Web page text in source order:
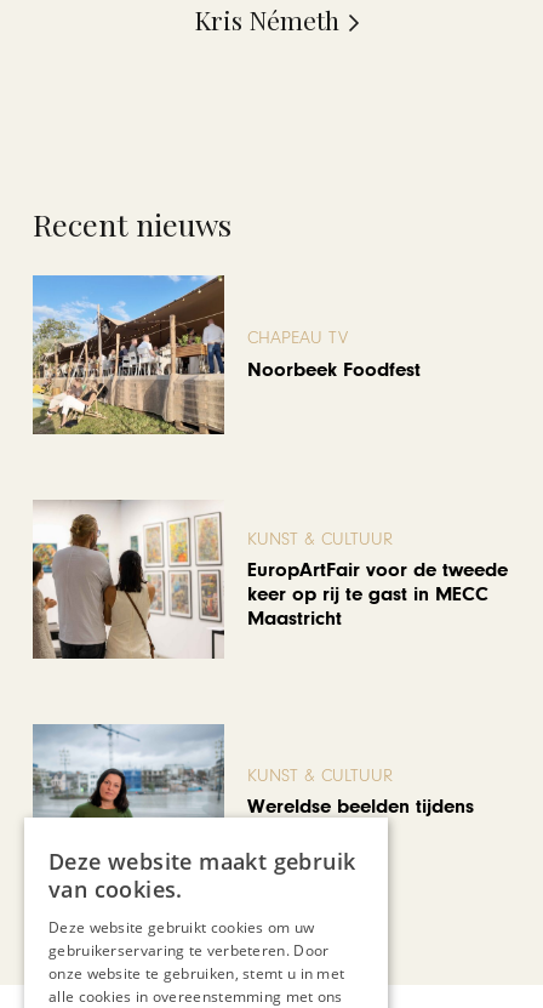
Kris Németh
Recent nieuws
CHAPEAU TV
Noorbeek Foodfest
KUNST & CULTUUR
EuropArtFair voor de tweede
keer op rij te gast in MECC
Maastricht
KUNST & CULTUUR
Wereldse beelden tijdens
Bekijk alle artikelen
Deze website maakt gebruik
van cookies.
Deze website gebruikt cookies om uw
gebruikerservaring te verbeteren. Door
onze website te gebruiken, stemt u in met
alle cookies in overeenstemming met ons